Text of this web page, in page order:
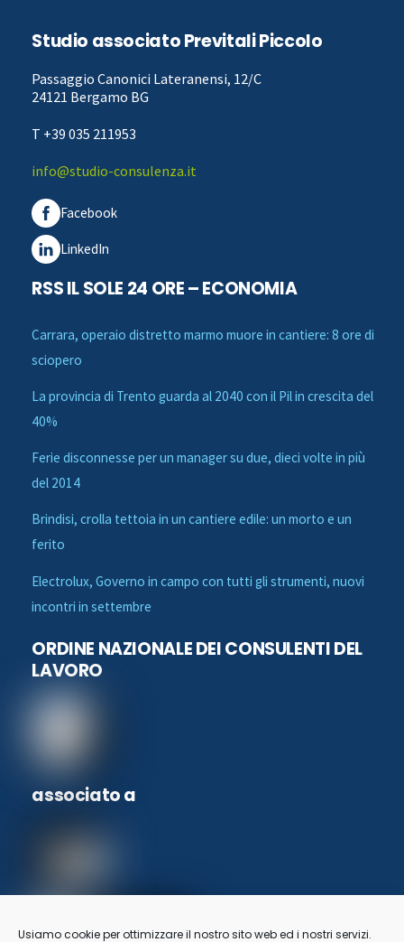
Usiamo cookie per ottimizzare il nostro sito web ed i nostri servizi.
Studio associato Previtali Piccolo
Passaggio Canonici Lateranensi, 12/C
24121 Bergamo BG
T +39 035 211953
info@studio-consulenza.it
Facebook
LinkedIn
RSS IL SOLE 24 ORE – ECONOMIA
Carrara, operaio distretto marmo muore in cantiere: 8 ore di
sciopero
La provincia di Trento guarda al 2040 con il Pil in crescita del
40%
Ferie disconnesse per un manager su due, dieci volte in più
del 2014
Brindisi, crolla tettoia in un cantiere edile: un morto e un
ferito
Electrolux, Governo in campo con tutti gli strumenti, nuovi
incontri in settembre
ORDINE NAZIONALE DEI CONSULENTI DEL
LAVORO
associato a